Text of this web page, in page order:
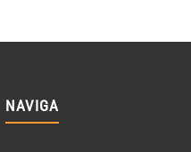
NAVIGA